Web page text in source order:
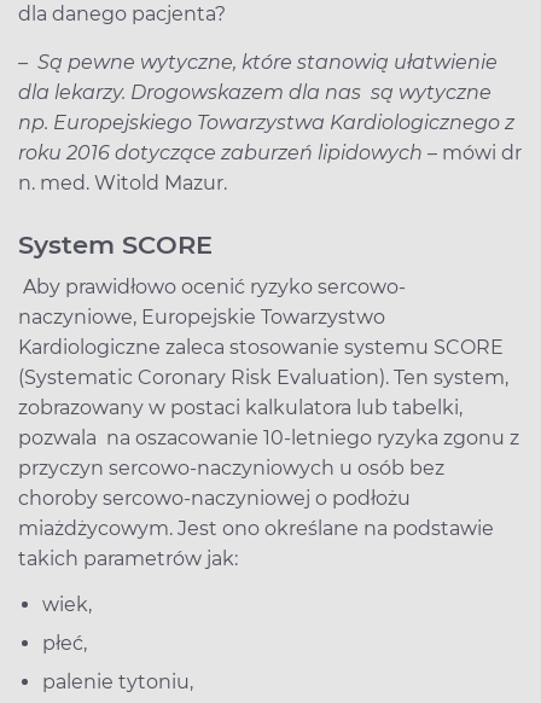
dla danego pacjenta?
– Są pewne wytyczne, które stanowią ułatwienie
dla lekarzy. Drogowskazem dla nas są wytyczne
np. Europejskiego Towarzystwa Kardiologicznego z
roku 2016 dotyczące zaburzeń lipidowych – mówi dr
n. med. Witold Mazur.
System SCORE
Aby prawidłowo ocenić ryzyko sercowo-
naczyniowe, Europejskie Towarzystwo
Kardiologiczne zaleca stosowanie systemu SCORE
(Systematic Coronary Risk Evaluation). Ten system,
zobrazowany w postaci kalkulatora lub tabelki,
pozwala na oszacowanie 10-letniego ryzyka zgonu z
przyczyn sercowo-naczyniowych u osób bez
choroby sercowo-naczyniowej o podłożu
miażdżycowym. Jest ono określane na podstawie
takich parametrów jak:
wiek,
płeć,
palenie tytoniu,